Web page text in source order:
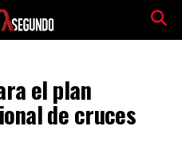
el plan
de cruces